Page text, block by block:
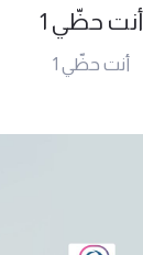
أنت حظّي 1
أنت حظّي 1